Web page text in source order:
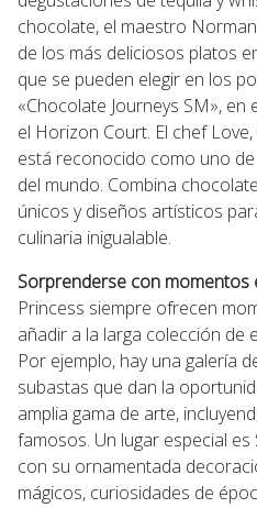
chocolate, el maestro
de los más deliciosos platos
que se pueden elegir en los
«Chocolate Journeys SM», en
el Horizon Court. El chef
está reconocido como uno
del mundo. Combina
únicos y diseños artísticos
culinaria inigualable.
Sorprenderse con momentos
Princess siempre ofrecen
añadir a la larga colección de
Por ejemplo, hay una galería
subastas que dan la
amplia gama de arte,
famosos. Un lugar especial
con su ornamentada
mágicos, curiosidades de